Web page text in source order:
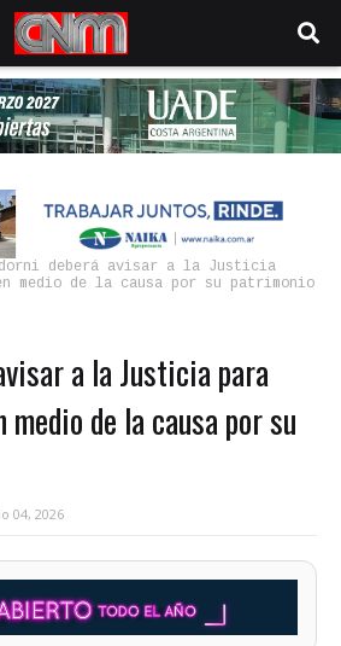
deberá avisar a la Justicia
medio de la causa por su patrimonio
a la Justicia para
de la causa por su
04, 2026